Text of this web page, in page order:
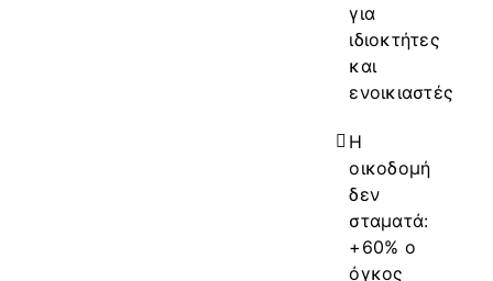
για
ιδιοκτήτες
και
ενοικιαστές
Η
οικοδομή
δεν
σταματά:
+60% ο
όγκος